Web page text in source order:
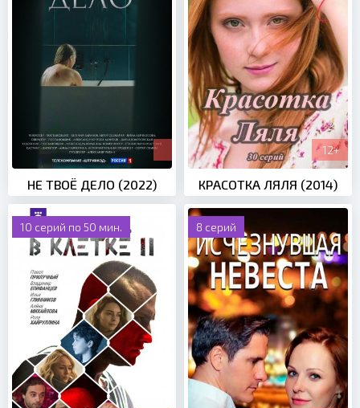
НЕ ТВОЁ ДЕЛО (2022)
12+
КРАСОТКА ЛЯЛЯ (2014)
10 серий по 50 мин. 8 серий